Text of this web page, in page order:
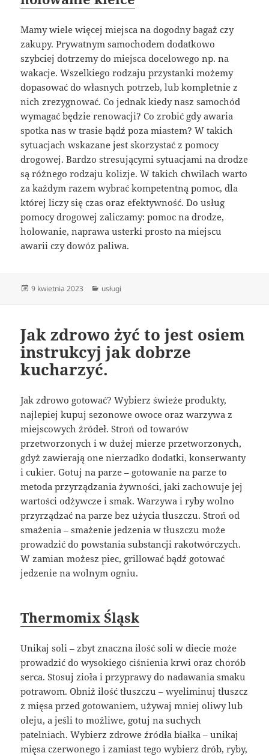
Mamy wiele więcej miejsca na dogodny bagaż czy
zakupy. Prywatnym samochodem dodatkowo
szybciej dotrzemy do miejsca docelowego np. na
wakacje. Wszelkiego rodzaju przystanki możemy
dopasować do własnych potrzeb, lub kompletnie z
nich zrezygnować. Co jednak kiedy nasz samochód
wymagać będzie renowacji? Co zrobić gdy awaria
spotka nas w trasie bądź poza miastem? W takich
sytuacjach wskazane jest skorzystać z pomocy
drogowej. Bardzo stresującymi sytuacjami na drodze
są różnego rodzaju kolizje. W takich chwilach warto
za każdym razem wybrać kompetentną pomoc, dla
której liczy się czas oraz efektywność. Do usług
pomocy drogowej zaliczamy: pomoc na drodze,
holowanie, naprawa usterki prosto na miejscu
awarii czy dowóz paliwa.
Data
9 kwietnia 2023 Kategorie
usługi
Jak zdrowo żyć to jest osiem
instrukcyj jak dobrze
kucharzyć.
Jak zdrowo gotować? Wybierz świeże produkty,
najlepiej kupuj sezonowe owoce oraz warzywa z
miejscowych źródeł. Stroń od towarów
przetworzonych i w dużej mierze przetworzonych,
gdyż zawierają one nierzadko dodatki, konserwanty
i cukier. Gotuj na parze – gotowanie na parze to
metoda przyrządzania żywności, jaki zachowuje jej
wartości odżywcze i smak. Warzywa i ryby wolno
przyrządzać na parze bez użycia tłuszczu. Stroń od
smażenia – smażenie jedzenia w tłuszczu może
prowadzić do powstania substancji rakotwórczych.
W zamian możesz piec, grillować bądź gotować
jedzenie na wolnym ogniu.
Thermomix Śląsk
Unikaj soli – zbyt znaczna ilość soli w diecie może
prowadzić do wysokiego ciśnienia krwi oraz chorób
serca. Stosuj zioła i przyprawy do nadawania smaku
potrawom. Obniż ilość tłuszczu – wyeliminuj tłuszcz
z mięsa przed gotowaniem, używaj mniej oliwy lub
oleju, a jeśli to możliwe, gotuj na suchych
patelniach. Wybierz zdrowe źródła białka – unikaj
mięsa czerwonego i zamiast tego wybierz drób, ryby,